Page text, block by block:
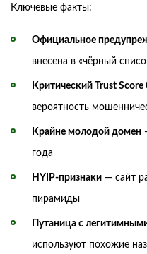
Ключевые факты:
Официальное
внесена в «чёрный
Критический Trust Score
вероятность
Крайне молодой домен
года
HYIP-признаки — сайт
пирамиды
Путаница с
используют похожие